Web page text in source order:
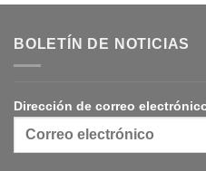
BOLETÍN DE NOTICIAS
Dirección de correo